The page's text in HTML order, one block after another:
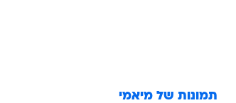
תמונות של מיאמי